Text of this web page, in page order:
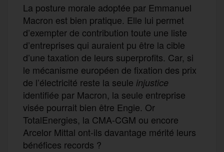
La posture morale adoptée par Emmanuel
Macron est bien pratique. Elle lui permet
d’exempter de contribution toute une liste
d’entreprises qui auraient pu être la cible
d’une taxation de leurs superprofits. Car, si
le mécanisme européen de fixation des prix
de l’électricité reste la seule injustice
identifiée par Macron, la seule entreprise
visée pourrait bien être Engie. Or
TotalEnergies, la CMA-CGM ou encore
Arcelor Mittal ont-ils davantage mérité leurs
bénéfices records ?